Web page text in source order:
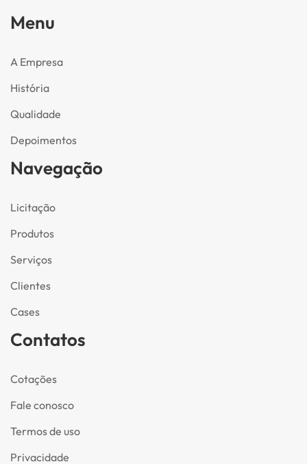
Menu
A Empresa
História
Qualidade
Depoimentos
Navegação
Licitação
Produtos
Serviços
Clientes
Cases
Contatos
Cotações
Fale conosco
Termos de uso
Privacidade